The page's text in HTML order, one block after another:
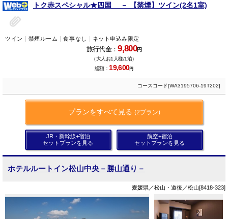
トク赤スペシャル★四国 － 【禁煙】ツイン(2名1室)
ツイン 禁煙ルーム 食事なし ネット申込み限定
旅行代金：9,800円
（大人お1人様/1泊）
総額： 19,600円
コースコード[WA3195706-19T202]
プランをすべて見る (2プラン)
JR・新幹線+宿泊
セットプランを見る
航空+宿泊
セットプランを見る
ホテルルートイン松山中央－勝山通り－
愛媛県／松山・道後／松山[8418-323]